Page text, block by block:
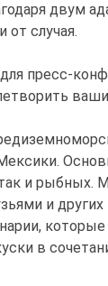
двум
случая.
пресс-
и рыбных.
и
в